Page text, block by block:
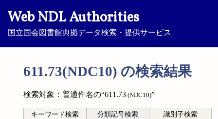
Web NDL Authorities
国立国会図書館典拠データ検索・提供サービス
611.73(NDC10) の検索結果
検索対象：普通件名の“611.73 (NDC10)”
キーワード検索 分類記号検索 識別子検索